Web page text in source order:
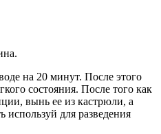
на 20 минут. После этого
состояния. После того как
вынь ее из кастрюли, а
используй для разведения